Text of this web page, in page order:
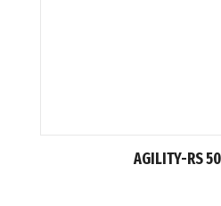
AGILITY-RS